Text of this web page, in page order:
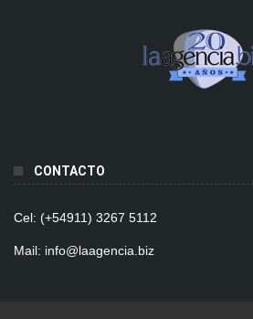
CONTACTO
Cel: (+54911) 3267 5112
Mail: info@laagencia.biz